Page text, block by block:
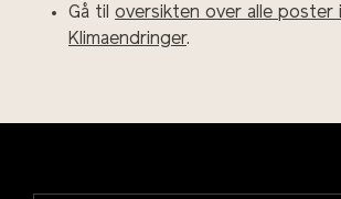
Gå til oversikten over alle poster
Klimaendringer.